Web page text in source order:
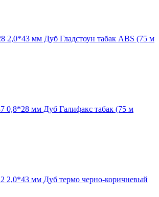
2,0*43 мм Дуб Гладстоун табак ABS (75 м
0,8*28 мм Дуб Галифакс табак (75 м
2,0*43 мм Дуб термо черно-коричневый